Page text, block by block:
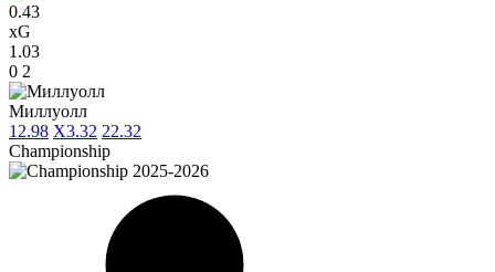
0.43
xG
1.03
0 2
Миллуолл
1 2.98 X3.32 22.32
Championship